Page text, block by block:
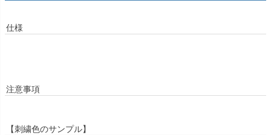
仕様
注意事項
【刺繍色のサンプル】